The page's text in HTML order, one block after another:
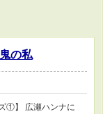
の私
①】 広瀬ハンナに